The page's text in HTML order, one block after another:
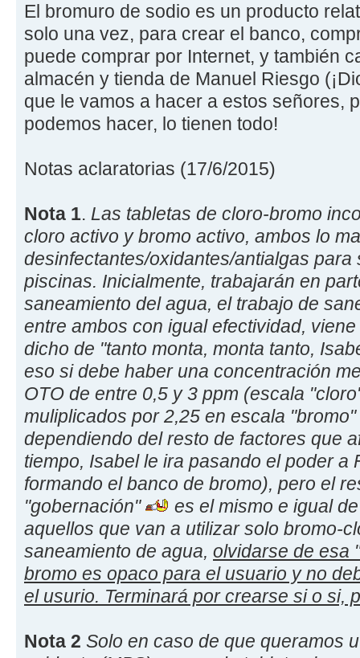
El bromuro de sodio es un producto
solo una vez, para crear el banco,
puede comprar por Internet, y también
almacén y tienda de Manuel Riesgo
que le vamos a hacer a estos señores,
podemos hacer, lo tienen todo!
Notas aclaratorias (17/6/2015)
Nota 1. Las tabletas de cloro-bromo
cloro activo y bromo activo, ambos lo
desinfectantes/oxidantes/antialgas para
piscinas. Inicialmente, trabajarán en
saneamiento del agua, el trabajo de
entre ambos con igual efectividad,
dicho de "tanto monta, monta tanto,
eso si debe haber una concentración
OTO de entre 0,5 y 3 ppm (escala
muliplicados por 2,25 en escala
dependiendo del resto de factores que
tiempo, Isabel le ira pasando el poder a
formando el banco de bromo), pero el
"gobernación"
es el mismo e igual
aquellos que van a utilizar solo bromo-
saneamiento de agua, olvidarse de esa
bromo es opaco para el usuario y no
el usurio. Terminará por crearse si o si,
Nota 2 Solo en caso de que queramos